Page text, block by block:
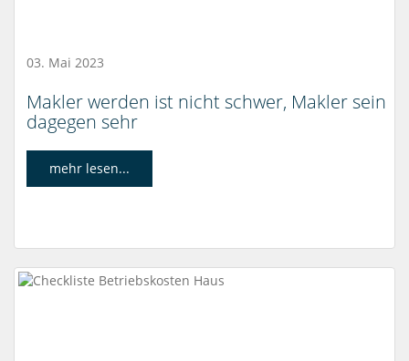
03. Mai 2023
Makler werden ist nicht schwer, Makler sein
dagegen sehr
mehr lesen...